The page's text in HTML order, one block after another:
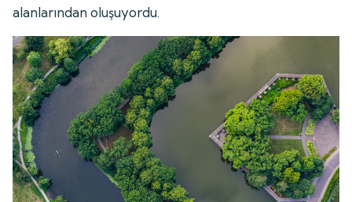
alanlarından oluşuyordu.